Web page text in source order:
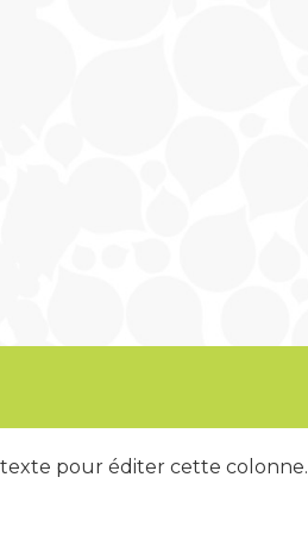
pour éditer cette colonne.